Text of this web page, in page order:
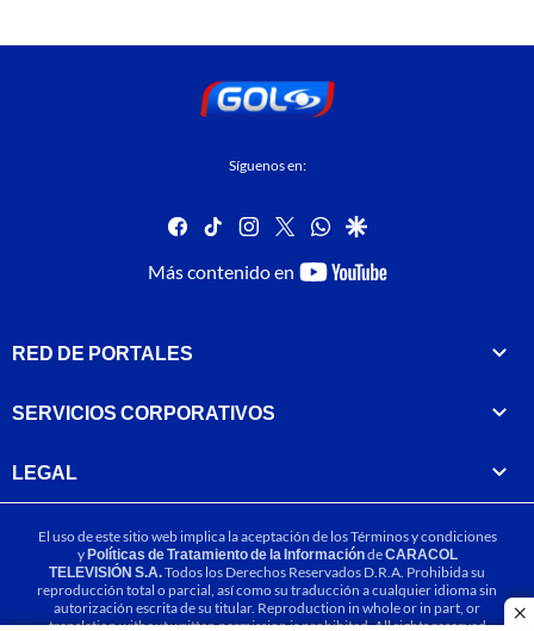
Síguenos en:
facebook
tiktok instagram
twitterwhatsapp
google
Más contenido en
youtube-
RED DE PORTALES
SERVICIOS CORPORATIVOS
LEGAL
El uso de este sitio web implica la aceptación de losTérminos y condiciones
yPolíticas de Tratamiento de la InformacióndeCARACOL
TELEVISIÓN S.A.Todos los Derechos Reservados D.R.A. Prohibida su
reproducción total o parcial, así como su traducción a cualquier idioma sin
autorización escrita de su titular. Reproduction in whole or in part, or
translation without written permission is prohibited. All rights reserved